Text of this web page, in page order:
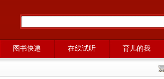
图书快递 在线试听 育儿的我